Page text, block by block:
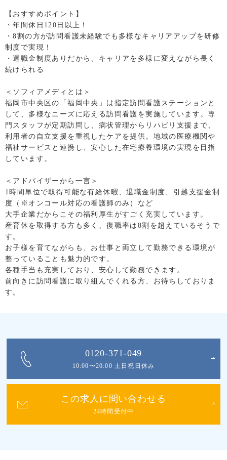
【おすすめポイント】
・年間休日120日以上！
・8割の方が訪問看護未経験でも多様なキャリアアップを研修
制度で実現！
・退職金制度ありだから、キャリアを多様に変えながら長く
続けられる
＜ソフィアメディとは＞
福岡市中央区の「福岡中央」は指定訪問看護ステーションと
して、多様なニーズに応える訪問看護を実施しています。専
門スタッフが定期訪問し、病状管理からリハビリ支援まで、
利用者の自立支援を重視したケアを提供。地域の医療機関や
福祉サービスと連携し、安心した在宅療養環境の実現を目指
しています。
＜アドバイザーから一言＞
1時間単位で取得可能な有給休暇、退職金制度、引越支援金制
度（※オンコール対応の看護師のみ）など
大手企業だからこその福利厚生がすごく充実しています。
産育休を取得する方も多く、復職率は8割を超えているそうで
す。
お子様を育てながらも、お仕事と両立して勤務できる環境が
整っていることも魅力的です。
各種手当も充実しており、安心して勤務できます。
前向きに訪問看護に取り組んでくれる方、お待ちしておりま
す。
0120-371-049
10:00〜20:00 土日祝日休み
この求人に問い合わせる
24時間受付中